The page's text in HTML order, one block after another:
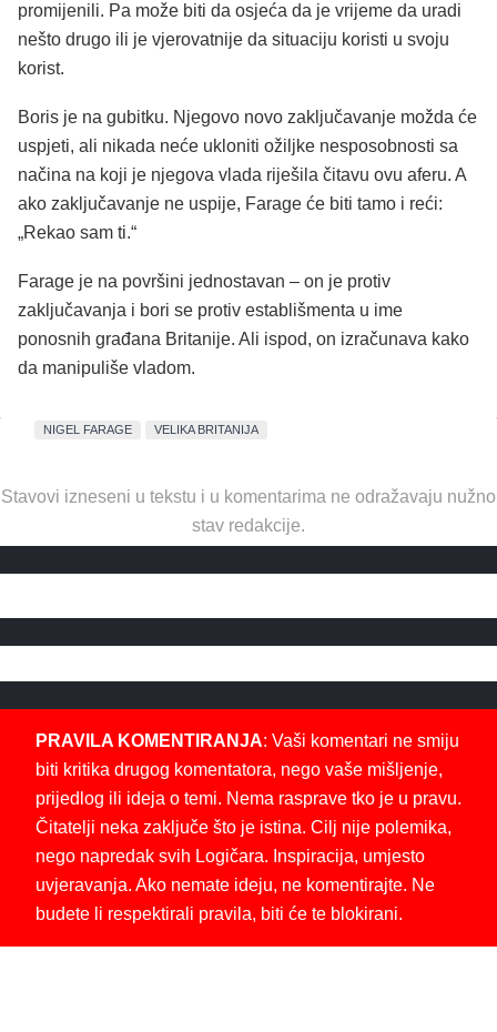
promijenili. Pa može biti da osjeća da je vrijeme da uradi
nešto drugo ili je vjerovatnije da situaciju koristi u svoju
korist.
Boris je na gubitku. Njegovo novo zaključavanje možda će
uspjeti, ali nikada neće ukloniti ožiljke nesposobnosti sa
načina na koji je njegova vlada riješila čitavu ovu aferu. A
ako zaključavanje ne uspije, Farage će biti tamo i reći:
„Rekao sam ti.“
Farage je na površini jednostavan – on je protiv
zaključavanja i bori se protiv establišmenta u ime
ponosnih građana Britanije. Ali ispod, on izračunava kako
da manipuliše vladom.
NIGEL FARAGE VELIKA BRITANIJA
Stavovi izneseni u tekstu i u komentarima ne odražavaju nužno
stav redakcije.
PRAVILA KOMENTIRANJA: Vaši komentari ne smiju
biti kritika drugog komentatora, nego vaše mišljenje,
prijedlog ili ideja o temi. Nema rasprave tko je u pravu.
Čitatelji neka zaključe što je istina. Cilj nije polemika,
nego napredak svih Logičara. Inspiracija, umjesto
uvjeravanja. Ako nemate ideju, ne komentirajte. Ne
budete li respektirali pravila, biti će te blokirani.